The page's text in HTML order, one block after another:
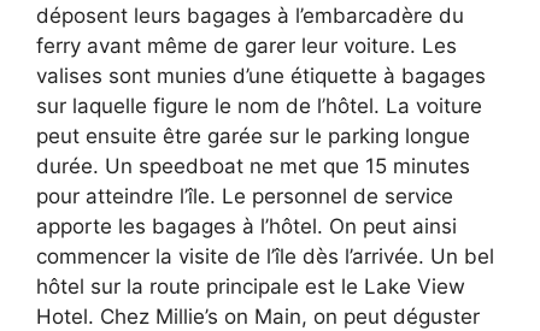
déposent leurs bagages à l’embarcadère du
ferry avant même de garer leur voiture. Les
valises sont munies d’une étiquette à bagages
sur laquelle figure le nom de l’hôtel. La voiture
peut ensuite être garée sur le parking longue
durée. Un speedboat ne met que 15 minutes
pour atteindre l’île. Le personnel de service
apporte les bagages à l’hôtel. On peut ainsi
commencer la visite de l’île dès l’arrivée. Un bel
hôtel sur la route principale est le Lake View
Hotel. Chez Millie’s on Main, on peut déguster